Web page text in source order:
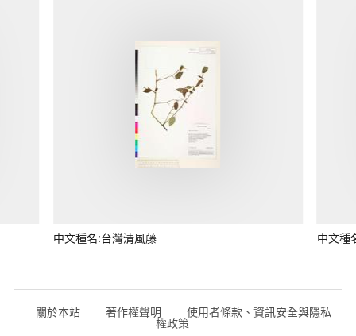
中文種名:台灣清風藤 中文種
關於本站 著作權聲明 使用者條款、資訊安全與隱私
權政策